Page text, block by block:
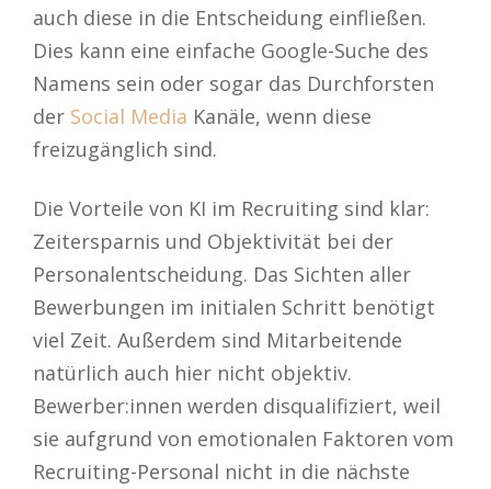
auch diese in die Entscheidung einfließen.
Dies kann eine einfache Google-Suche des
Namens sein oder sogar das Durchforsten
der Social Media Kanäle, wenn diese
freizugänglich sind.
Die Vorteile von KI im Recruiting sind klar:
Zeitersparnis und Objektivität bei der
Personalentscheidung. Das Sichten aller
Bewerbungen im initialen Schritt benötigt
viel Zeit. Außerdem sind Mitarbeitende
natürlich auch hier nicht objektiv.
Bewerber:innen werden disqualifiziert, weil
sie aufgrund von emotionalen Faktoren vom
Recruiting-Personal nicht in die nächste